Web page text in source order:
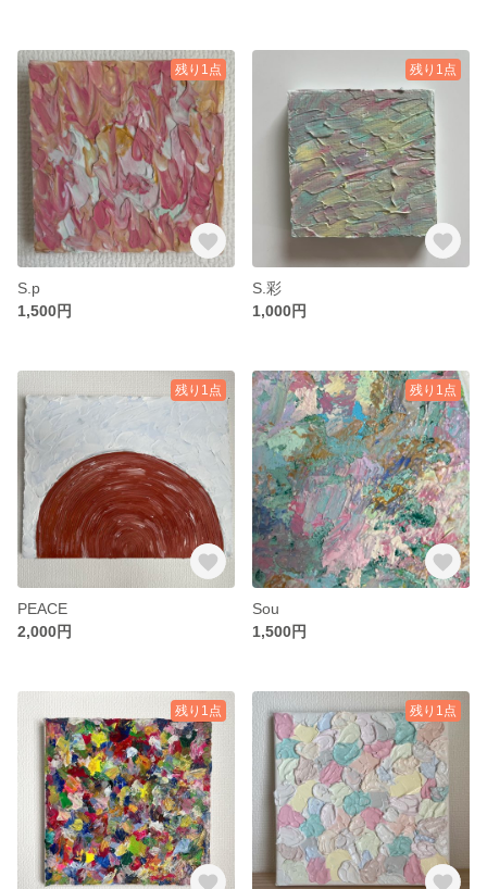
残り1点
S.p
1,500円
残り1点
S.彩
1,000円
残り1点
PEACE
2,000円
残り1点
Sou
1,500円
残り1点 残り1点